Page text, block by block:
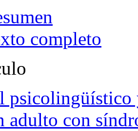
completo
psicolingüístico
adulto con